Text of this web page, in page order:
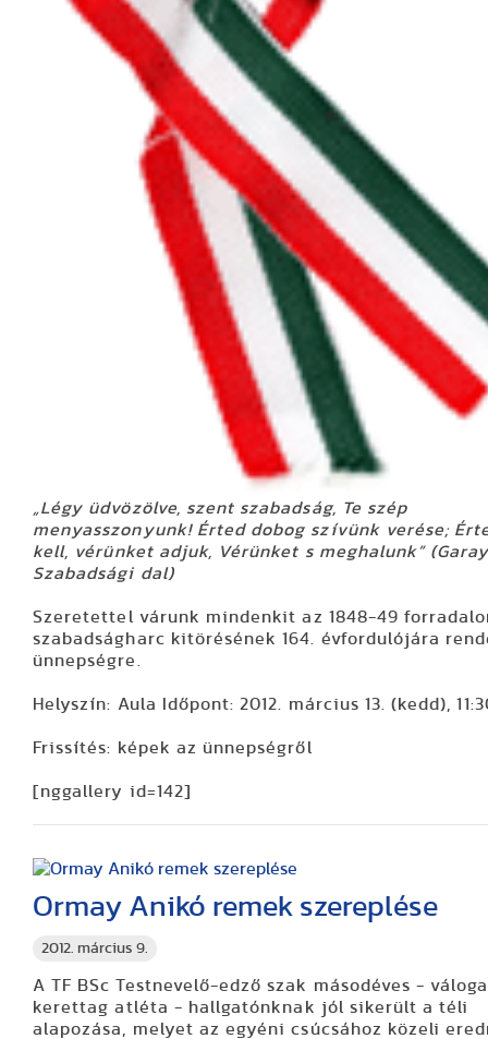
„Légy üdvözölve, szent szabadság, Te szép
menyasszonyunk! Érted dobog szívünk verése;
kell, vérünket adjuk, Vérünket s meghalunk”
Szabadsági dal)
Szeretettel várunk mindenkit az 1848-49
szabadságharc kitörésének 164. évfordulójára
ünnepségre.
Helyszín: Aula Időpont: 2012. március 13. (kedd),
Frissítés: képek az ünnepségről
[nggallery id=142]
2012. március 9.
Ormay Anikó remek szereplése
A TF BSc Testnevelő-edző szak másodéves -
kerettag atléta - hallgatónknak jól sikerült a téli
alapozása, melyet az egyéni csúcsához közeli